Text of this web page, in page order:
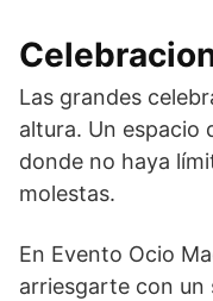
Las grandes
altura. Un espacio
donde no haya
molestas.
En Evento Ocio
arriesgarte con un